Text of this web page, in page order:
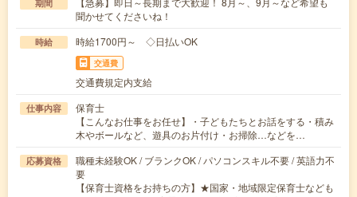
期間
聞かせてくださいね！
時給 時給1700円～ ◇日払いOK
交通費
交通費規定内支給
仕事内容
保育士
【こんなお仕事をお任せ】・子どもたちとお話をする・積み
木やボールなど、遊具のお片付け・お掃除…などを…
応募資格
職種未経験OK / ブランクOK / パソコンスキル不要 / 英語力不
要
【保育士資格をお持ちの方】★国家・地域限定保育士なども